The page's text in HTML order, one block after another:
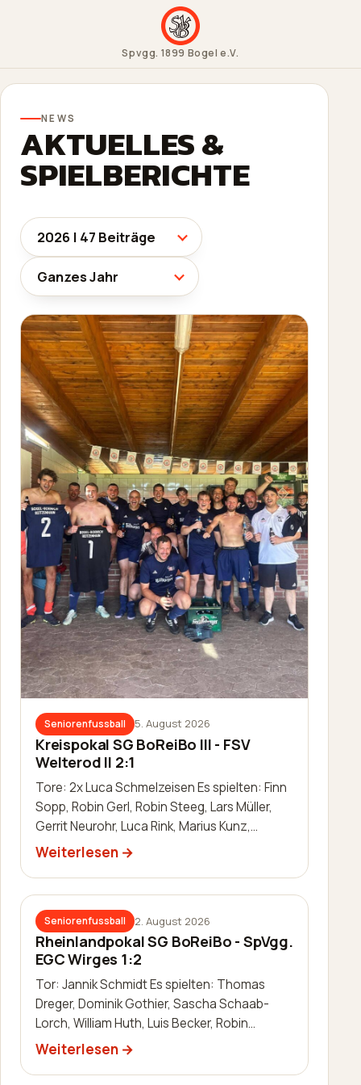
Spvgg. 1899 Bogel e.V.
NEWS
AKTUELLES &
SPIELBERICHTE
Seniorenfussball 5. August 2026
Kreispokal SG BoReiBo III - FSV
Welterod II 2:1
Tore: 2x Luca Schmelzeisen Es spielten: Finn
Sopp, Robin Gerl, Robin Steeg, Lars Müller,
Gerrit Neurohr, Luca Rink, Marius Kunz,
Manuel Häuser, Lukas Schleis,…
Weiterlesen
Seniorenfussball 2. August 2026
Rheinlandpokal SG BoReiBo - SpVgg.
EGC Wirges 1:2
Tor: Jannik Schmidt Es spielten: Thomas
Dreger, Dominik Gothier, Sascha Schaab-
Lorch, William Huth, Luis Becker, Robin
Zimmermann, Julien Leidinger, Jannik Schm…
Weiterlesen